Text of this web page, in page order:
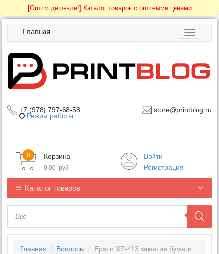
[Оптом дешевле!] Каталог товаров с оптовыми ценами
Toggle
Главная
+7 (978) 797-68-58 store@printblog.ru
Режим работы
Корзина
0
0.00 руб.
Войти
Регистрация
Каталог товаров
Главная / Вопросы / Epson XP-413 замятие бумаги